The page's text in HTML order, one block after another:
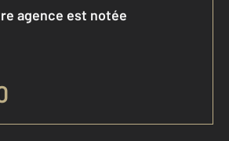
agence est notée